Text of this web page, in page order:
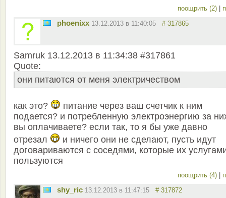
поощрить (2)
phoenixx 13.12.2013 в 11:40:05 # 317865
Samruk 13.12.2013 в 11:34:38 #317861
Quote:
они питаются от меня электричеством
как это?
питание через ваш счетчик к ним
подается? и потребленную электроэнергию за
вы оплачиваете? если так, то я бы уже давно
отрезал
и ничего они не сделают, пусть идут
договариваются с соседями, которые их
пользуются
поощрить (4)
shy_ric 13.12.2013 в 11:47:15 # 317872